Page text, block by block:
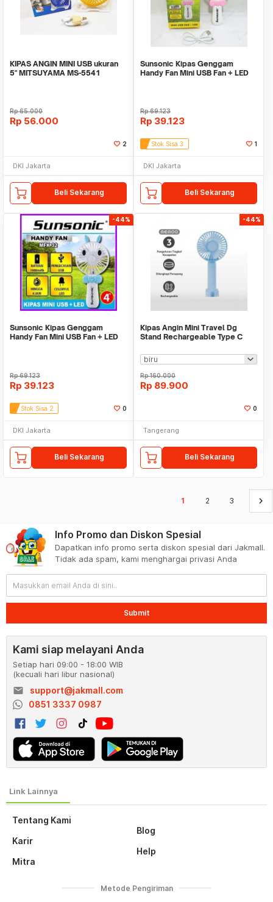
KIPAS ANGIN MINI USB ukuran
5" MITSUYAMA MS-5541
Rp65.000
Rp 56.000
2
DKI Jakarta
Beli Sekarang
Sunsonic Kipas Genggam
Handy Fan Mini USB Fan + LED
Rp69.123
Rp 39.123
Stok Sisa 3 1
DKI Jakarta
Beli Sekarang
-44%
Sunsonic Kipas Genggam
Handy Fan Mini USB Fan + LED
Rp69.123
Rp 39.123
Stok Sisa 2 0
DKI Jakarta
Beli Sekarang
-44%
Kipas Angin Mini Travel Dg
Stand Rechargeable Type C
Rp160.000
Rp 89.900
0
Tangerang
Beli Sekarang
1 2 3 keyboard_arrow_right
Tentang Kami
Karir
Mitra
Blog
Help
Info Promo dan Diskon Spesial
Dapatkan info promo serta diskon spesial dari Jakmall.
Tidak ada spam, kami menghargai privasi Anda
Submit
Kami siap melayani Anda
Setiap hari 09:00 - 18:00 WIB
(kecuali hari libur nasional)
email
support@jakmall.com
0851 3337 0987
Metode Pengiriman